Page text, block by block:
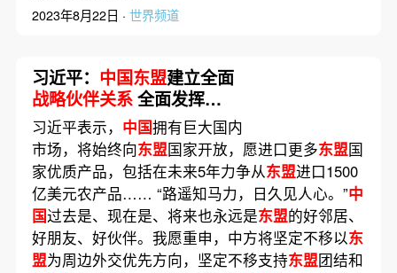
2023年8月22日 · 世界频道
习近平： 中国东盟建立全面
战略伙伴关系全面发挥
RCEP作用
习近平表示， 中国拥有巨大国内
市场，将始终向东盟国家开放，愿进口更多东盟国
家优质产品，包括在未来5年力争从东盟进口1500
亿美元农产品…… “路遥知马力，日久见人心。”中
国过去是、现在是、将来也永远是东盟的好邻居、
好朋友、好伙伴。我愿重申，中方将坚定不移以东
盟为周边外交优先方向，坚定不移支持东盟团结和